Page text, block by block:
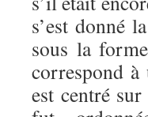
s’est donné
sous la
correspond
est centré